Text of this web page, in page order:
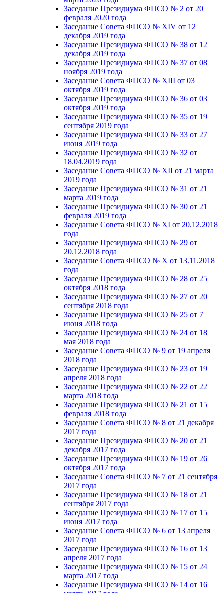
Заседание Президиума ФПСО № 2 от 20
февраля 2020 года
Заседание Совета ФПСО № XIV от 12
декабря 2019 года
Заседание Президиума ФПСО № 38 от 12
декабря 2019 года
Заседание Президиума ФПСО № 37 от 08
ноября 2019 года
Заседание Совета ФПСО № XIII от 03
октября 2019 года
Заседание Президиума ФПСО № 36 от 03
октября 2019 года
Заседание Президиума ФПСО № 35 от 19
сентября 2019 года
Заседание Президиума ФПСО № 33 от 27
июня 2019 года
Заседание Президиума ФПСО № 32 от
18.04.2019 года
Заседание Совета ФПСО № XII от 21 марта
2019 года
Заседание Президиума ФПСО № 31 от 21
марта 2019 года
Заседание Президиума ФПСО № 30 от 21
февраля 2019 года
Заседание Совета ФПСО № XI от 20.12.2018
года
Заседание Президиума ФПСО № 29 от
20.12.2018 года
Заседание Совета ФПСО № X от 13.11.2018
года
Заседание Президиума ФПСО № 28 от 25
октября 2018 года
Заседание Президиума ФПСО № 27 от 20
сентября 2018 года
Заседание Президиума ФПСО № 25 от 7
июня 2018 года
Заседание Президиума ФПСО № 24 от 18
мая 2018 года
Заседание Совета ФПСО № 9 от 19 апреля
2018 года
Заседание Президиума ФПСО № 23 от 19
апреля 2018 года
Заседание Президиума ФПСО № 22 от 22
марта 2018 года
Заседание Президиума ФПСО № 21 от 15
февраля 2018 года
Заседание Совета ФПСО № 8 от 21 декабря
2017 года
Заседание Президиума ФПСО № 20 от 21
декабря 2017 года
Заседание Президиума ФПСО № 19 от 26
октября 2017 года
Заседание Совета ФПСО № 7 от 21 сентября
2017 года
Заседание Президиума ФПСО № 18 от 21
сентября 2017 года
Заседание Президиума ФПСО № 17 от 15
июня 2017 года
Заседание Совета ФПСО № 6 от 13 апреля
2017 года
Заседание Президиума ФПСО № 16 от 13
апреля 2017 года
Заседание Президиума ФПСО № 15 от 24
марта 2017 года
Заседание Президиума ФПСО № 14 от 16